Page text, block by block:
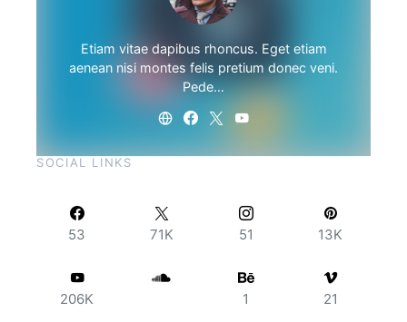
Etiam vitae dapibus rhoncus. Eget etiam
aenean nisi montes felis pretium donec veni.
Pede…
SOCIAL LINKS
53 71K 51 13K
206K 1 21